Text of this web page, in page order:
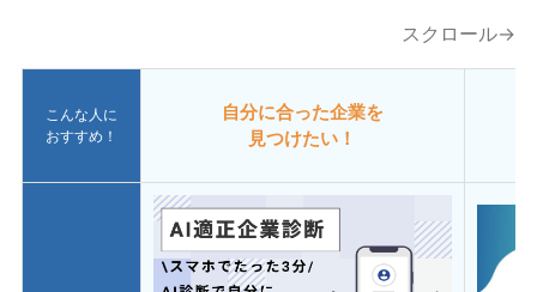
スクロール→
こんな人に
おすすめ！
自分に合った企業を
見つけたい！